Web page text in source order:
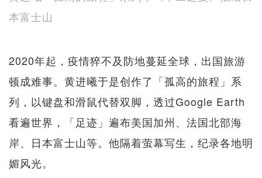
本富士山
2020年起，疫情猝不及防地蔓延全球，出国旅游
顿成难事。黄进曦于是创作了「孤高的旅程」系
列，以键盘和滑鼠代替双脚，透过Google Earth
看遍世界，「足迹」遍布美国加州、法国北部海
岸、日本富士山等。他隔着萤幕写生，纪录各地明
媚风光。